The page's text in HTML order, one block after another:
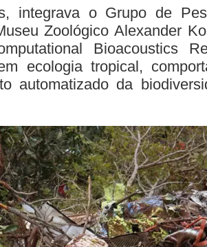
integrava o Grupo de
Zoológico Alexander
Bioacoustics
ecologia tropical,
automatizado da